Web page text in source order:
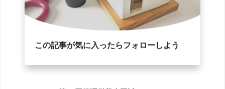
この記事が気に入ったらフォローしよう